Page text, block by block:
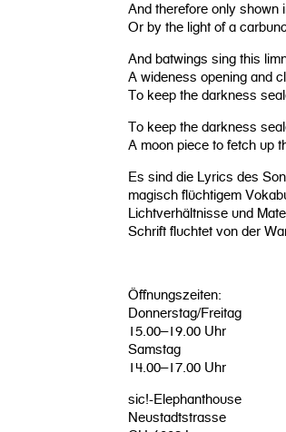
And therefore only shown
Or by the light of a
And batwings sing this
A wideness opening and
To keep the darkness
To keep the darkness
A moon piece to fetch up
Es sind die Lyrics des
magisch flüchtigem
Lichtverhältnisse und
Schrift fluchtet von der
Öffnungszeiten:
Donnerstag/Freitag
15.00–19.00 Uhr
Samstag
14.00–17.00 Uhr
sic!-Elephanthouse
Neustadtstrasse